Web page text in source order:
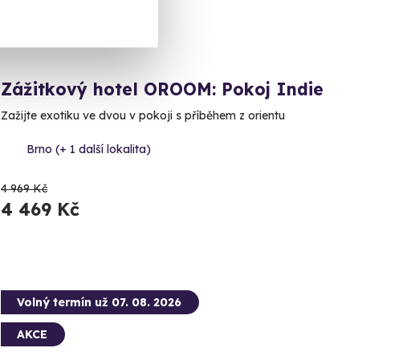
Zážitkový hotel OROOM: Pokoj Indie
Zažijte exotiku ve dvou v pokoji s příběhem z orientu
Brno (+ 1 další lokalita)
4 969 Kč
4 469 Kč
Volný termín už 07. 08. 2026
AKCE